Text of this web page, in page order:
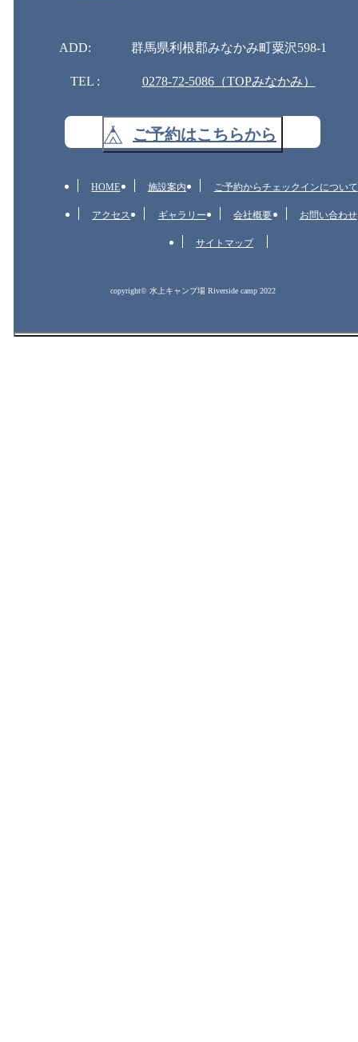
ADD: 群馬県利根郡みなかみ町粟沢598-1
TEL : 0278-72-5086（TOPみなかみ）
ご予約はこちらから
HOME 施設案内 ご予約からチェックインについて
アクセス ギャラリー 会社概要 お問い合わせ
サイトマップ
copyright© 水上キャンプ場 Riverside camp 2022